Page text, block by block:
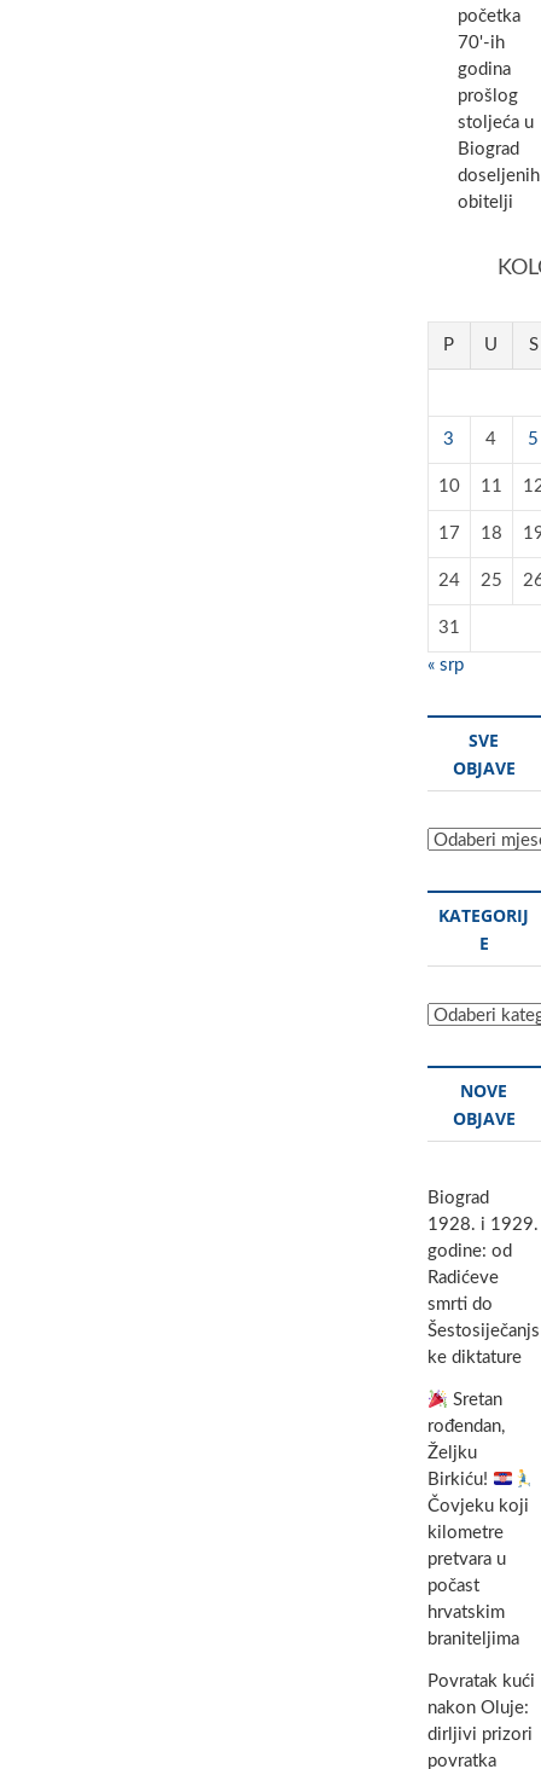
početka
70'-ih
godina
prošlog
stoljeća u
Biograd
doseljenih
obitelji
P U S
3 4 5
10 11
17 18
24 25
31
« srp
SVE
OBJAVE
Sve
KATEGORIJ
E
Kategorije
NOVE
OBJAVE
Biograd
1928. i 1929.
godine: od
Radićeve
smrti do
Šestosiječanjs
ke diktature
Sretan
rođendan,
Željku
Birkiću!
Čovjeku koji
kilometre
pretvara u
počast
hrvatskim
braniteljima
Povratak kući
nakon Oluje:
dirljivi prizori
povratka